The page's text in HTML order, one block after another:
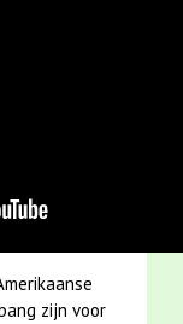
zijn voor